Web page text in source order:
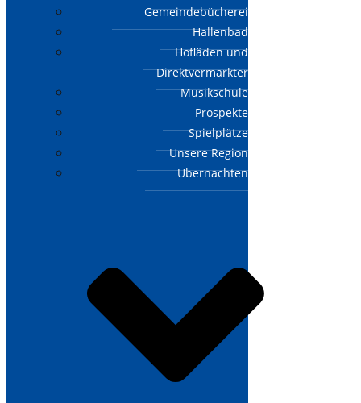
Gemeindebücherei
Hallenbad
Hofläden und
Direktvermarkter
Musikschule
Prospekte
Spielplätze
Unsere Region
Übernachten